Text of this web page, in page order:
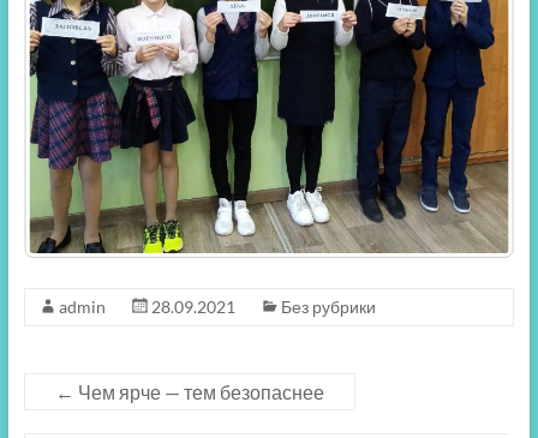
admin 28.09.2021 Без рубрики
← Чем ярче — тем безопаснее